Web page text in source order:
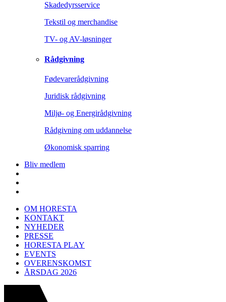
Skadedyrsservice
Tekstil og merchandise
TV- og AV-løsninger
Rådgivning
Fødevarerådgivning
Juridisk rådgivning
Miljø- og Energirådgivning
Rådgivning om uddannelse
Økonomisk sparring
Bliv medlem
OM HORESTA
KONTAKT
NYHEDER
PRESSE
HORESTA PLAY
EVENTS
OVERENSKOMST
ÅRSDAG 2026